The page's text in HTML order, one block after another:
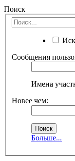
Поиск
Сообщения
Имена
Новее чем:
Больше...